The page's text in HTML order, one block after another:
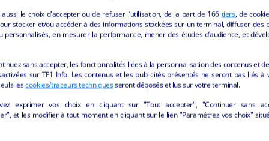
"HÔTELLERIE ET RESTAURATION" DE LA
aussi le choix d'accepter ou de refuser l’utilisation, de la part de 166 tiers, de
stocker et/ou accéder à des informations stockées sur un terminal, diffuser des
personnalisés, en mesurer la performance, mener des études d’audience, et
sans accepter, les fonctionnalités liées à la personnalisation des contenus et
sur TF1 Info. Les contenus et les publicités présentés ne seront pas liés à
lescookies/traceurs techniquesseront déposés et lus sur votre terminal.
exprimer vos choix en cliquant sur "Tout accepter", "Continuer sans
et les modifier à tout moment en cliquant sur le lien "Paramétrez vos choix"